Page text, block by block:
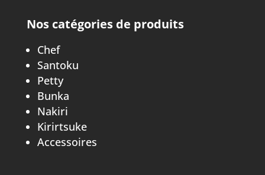
Nos catégories de produits
Chef
Santoku
Petty
Bunka
Nakiri
Kirirtsuke
Accessoires